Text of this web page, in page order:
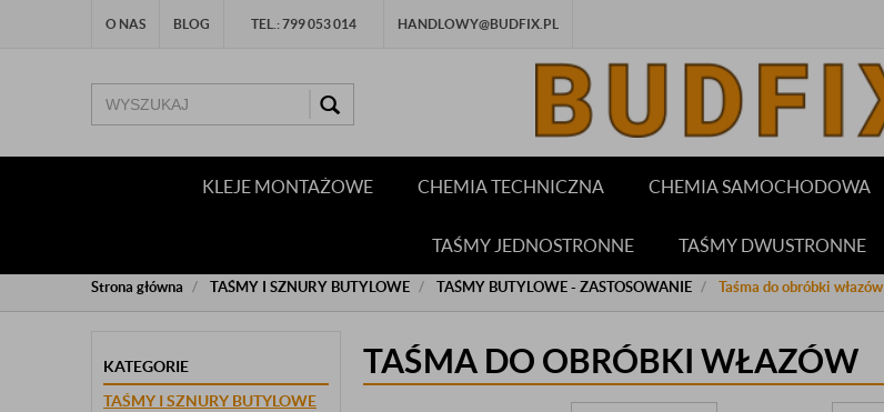
O NAS BLOG TEL.: 799 053 014 HANDLOWY@BUDFIX.PL
KLEJE MONTAŻOWE CHEMIA TECHNICZNA CHEMIA SAMOCHODOWA
TAŚMY JEDNOSTRONNE TAŚMY DWUSTRONNE
Strona główna TAŚMY I SZNURY BUTYLOWE TAŚMY BUTYLOWE - ZASTOSOWANIE Taśma do obróbki włazów
KATEGORIE
TAŚMY I SZNURY BUTYLOWE
TAŚMA DO OBRÓBKI WŁAZÓW